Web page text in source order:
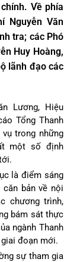
Về phía
Nguyễn Văn
tra; các Phó
Huy Hoàng,
lãnh đạo các
Lương, Hiệu
Tổng Thanh
trong những
một số định
là điểm sáng
bản về nội
chương trình,
bám sát thực
ngành Thanh
đoạn mới.
sự tham gia